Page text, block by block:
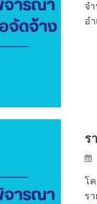
จ
อ
ร
โ
ร